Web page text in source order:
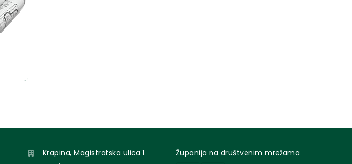
Krapina, Magistratska ulica 1
Županija na društvenim mrežama